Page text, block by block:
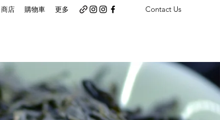
商店 購物車 更多 Contact Us